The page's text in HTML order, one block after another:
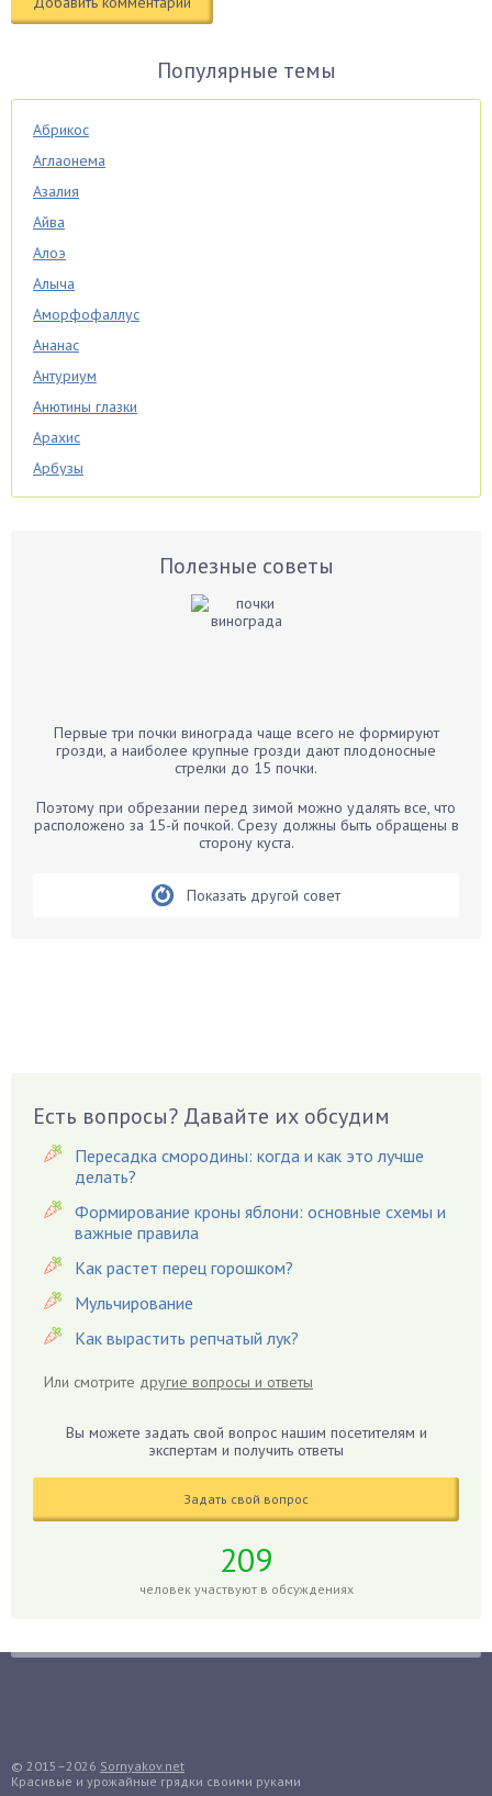
Популярные темы
Абрикос
Аглаонема
Азалия
Айва
Алоэ
Алыча
Аморфофаллус
Ананас
Антуриум
Анютины глазки
Арахис
Арбузы
Аспарагус
Бархатцы
Белые грибы
Бирючина
Вишня
Вредители
Гардения
Гацания
Гвоздики
Георгины
Герань
Гиацинт
Гиппеаструм
Годжи
Голубика
Гуава
Гузмания
Полезные советы
Первые три почки винограда чаще всего не формируют
грозди, а наиболее крупные грозди дают плодоносные
стрелки до 15 почки.
Поэтому при обрезании перед зимой можно удалять все, что
расположено за 15-й почкой. Срезу должны быть обращены в
сторону куста.
Показать другой совет
Есть вопросы? Давайте их обсудим
Пересадка смородины: когда и как это лучше
делать?
Формирование кроны яблони: основные схемы и
важные правила
Как растет перец горошком?
Мульчирование
Как вырастить репчатый лук?
Или смотрите другие вопросы и ответы
Вы можете задать свой вопрос нашим посетителям и
экспертам и получить ответы
Задать свой вопрос
209
человек участвуют в обсуждениях
© 2015–2026 Sornyakov.net
Красивые и урожайные грядки своими руками